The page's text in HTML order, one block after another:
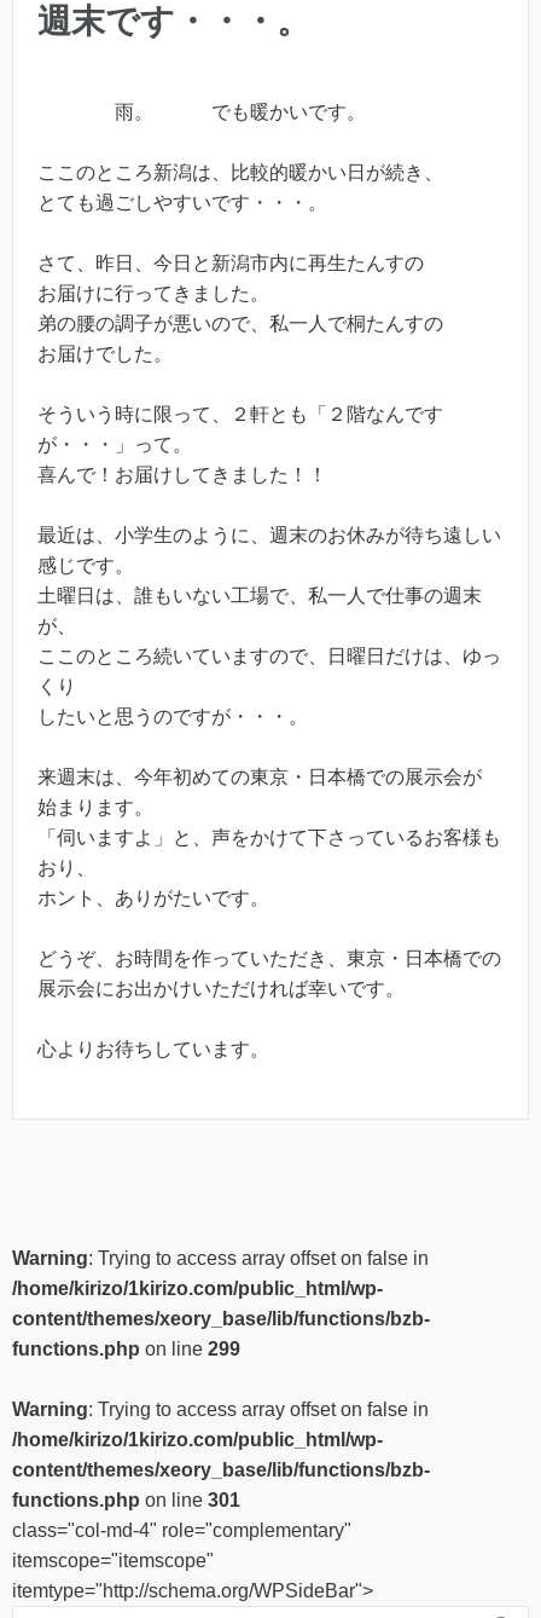
週末です・・・。
雨。 でも暖かいです。
ここのところ新潟は、比較的暖かい日が続き、
とても過ごしやすいです・・・。
さて、昨日、今日と新潟市内に再生たんすの
お届けに行ってきました。
弟の腰の調子が悪いので、私一人で桐たんすの
お届けでした。
そういう時に限って、２軒とも「２階なんです
が・・・」って。
喜んで！お届けしてきました！！
最近は、小学生のように、週末のお休みが待ち遠しい
感じです。
土曜日は、誰もいない工場で、私一人で仕事の週末
が、
ここのところ続いていますので、日曜日だけは、ゆっ
くり
したいと思うのですが・・・。
来週末は、今年初めての東京・日本橋での展示会が
始まります。
「伺いますよ」と、声をかけて下さっているお客様も
おり、
ホント、ありがたいです。
どうぞ、お時間を作っていただき、東京・日本橋での
展示会にお出かけいただければ幸いです。
心よりお待ちしています。
Warning: Trying to access array offset on false in
/home/kirizo/1kirizo.com/public_html/wp-
content/themes/xeory_base/lib/functions/bzb-
functions.php on line 299
Warning: Trying to access array offset on false in
/home/kirizo/1kirizo.com/public_html/wp-
content/themes/xeory_base/lib/functions/bzb-
functions.php on line 301
class="col-md-4" role="complementary"
itemscope="itemscope"
itemtype="http://schema.org/WPSideBar">